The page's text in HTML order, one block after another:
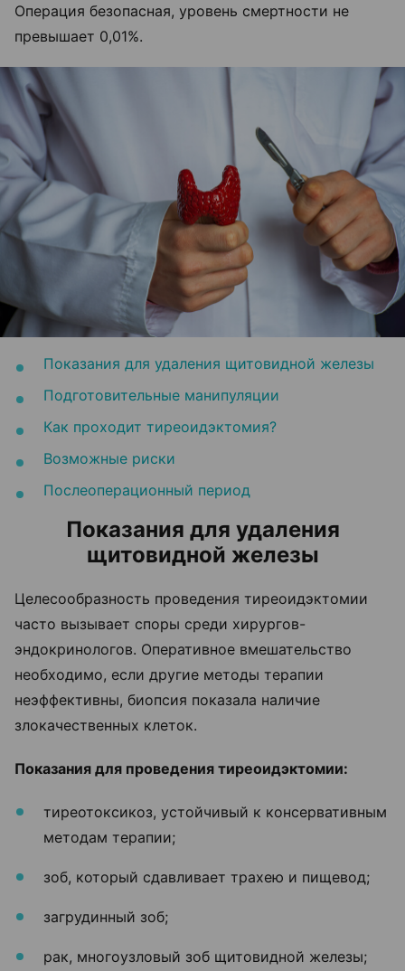
Операция безопасная, уровень смертности не
превышает 0,01%.
Показания для удаления щитовидной железы
Подготовительные манипуляции
Как проходит тиреоидэктомия?
Возможные риски
Послеоперационный период
Показания для удаления
щитовидной железы
Целесообразность проведения тиреоидэктомии
часто вызывает споры среди хирургов-
эндокринологов. Оперативное вмешательство
необходимо, если другие методы терапии
неэффективны, биопсия показала наличие
злокачественных клеток.
Показания для проведения тиреоидэктомии:
тиреотоксикоз, устойчивый к консервативным
методам терапии;
зоб, который сдавливает трахею и пищевод;
загрудинный зоб;
рак, многоузловый зоб щитовидной железы;